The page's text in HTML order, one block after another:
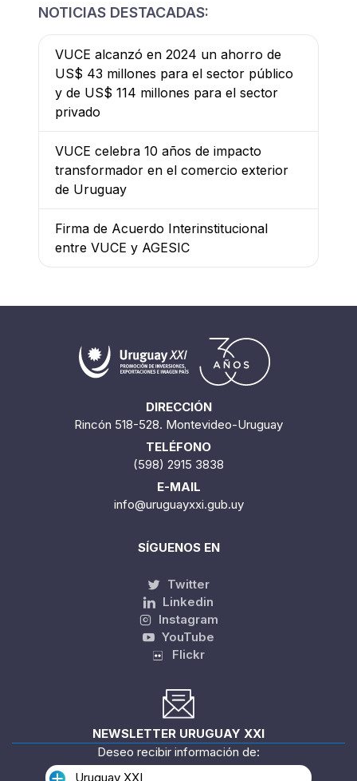
NOTICIAS DESTACADAS:
VUCE alcanzó en 2024 un ahorro de
US$ 43 millones para el sector público
y de US$ 114 millones para el sector
privado
VUCE celebra 10 años de impacto
transformador en el comercio exterior
de Uruguay
Firma de Acuerdo Interinstitucional
entre VUCE y AGESIC
DIRECCIÓN
Rincón 518-528. Montevideo-Uruguay
TELÉFONO
(598) 2915 3838
E-MAIL
info@uruguayxxi.gub.uy
SÍGUENOS EN
Twitter
Linkedin
Instagram
YouTube
Flickr
NEWSLETTER URUGUAY XXI
Deseo recibir información de:
Uruguay XXI